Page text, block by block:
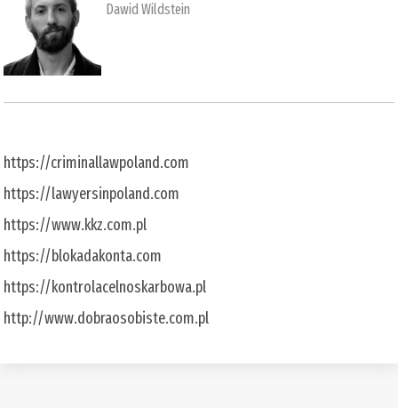
Dawid Wildstein
https://criminallawpoland.com
https://lawyersinpoland.com
https://www.kkz.com.pl
https://blokadakonta.com
https://kontrolacelnoskarbowa.pl
http://www.dobraosobiste.com.pl